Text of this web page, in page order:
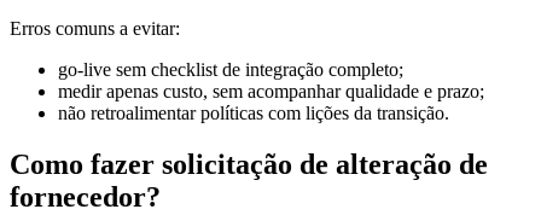
Erros comuns a evitar:
go-live sem checklist de integração completo;
medir apenas custo, sem acompanhar qualidade e prazo;
não retroalimentar políticas com lições da transição.
Como fazer solicitação de alteração de
fornecedor?